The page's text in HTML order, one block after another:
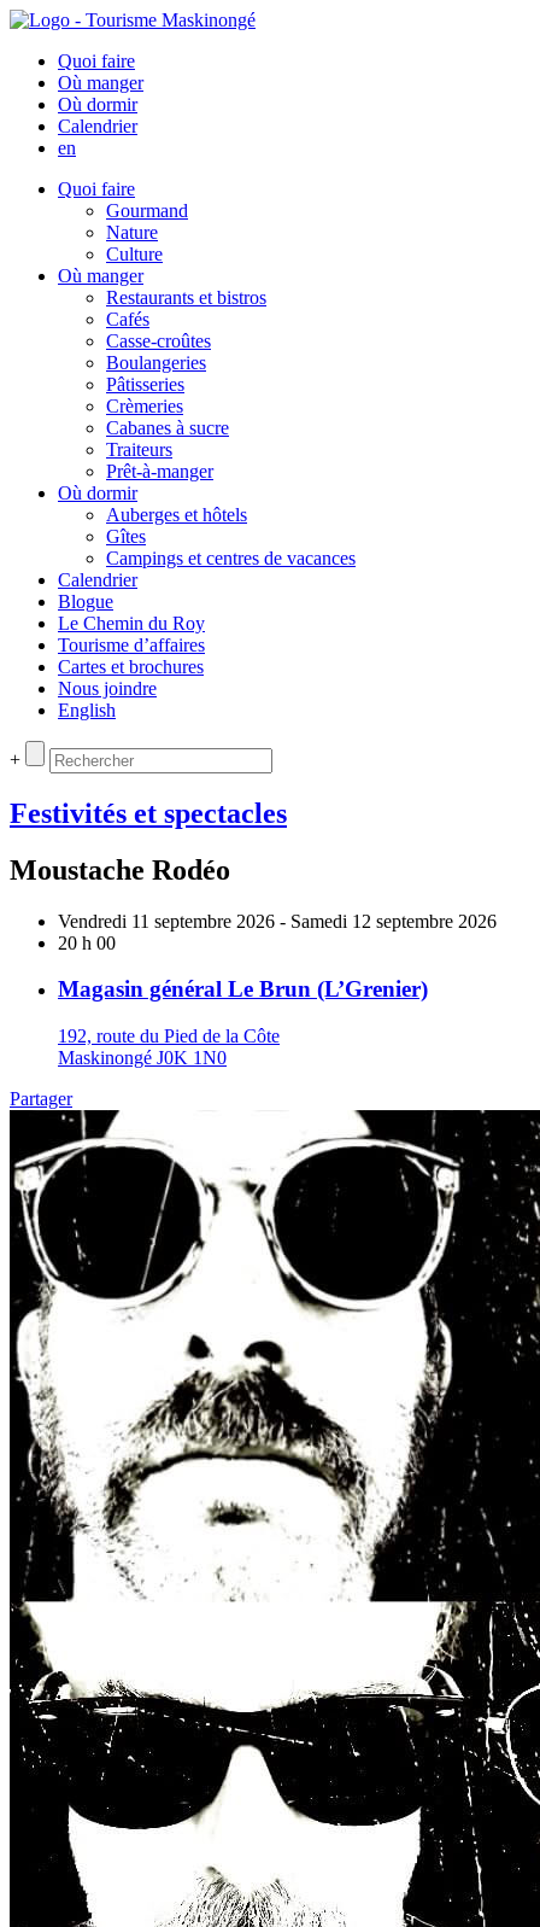
Quoi faire
Où manger
Où dormir
Calendrier
en
Quoi faire
Gourmand
Nature
Culture
Où manger
Restaurants et bistros
Cafés
Casse-croûtes
Boulangeries
Pâtisseries
Crèmeries
Cabanes à sucre
Traiteurs
Prêt-à-manger
Où dormir
Auberges et hôtels
Gîtes
Campings et centres de vacances
Calendrier
Blogue
Le Chemin du Roy
Tourisme d’affaires
Cartes et brochures
Nous joindre
English
+
Festivités et spectacles
Moustache Rodéo
Vendredi 11 septembre 2026 - Samedi 12 septembre 2026
20 h 00
Magasin général Le Brun (L’Grenier)
192, route du Pied de la Côte
Maskinongé J0K 1N0
Partager